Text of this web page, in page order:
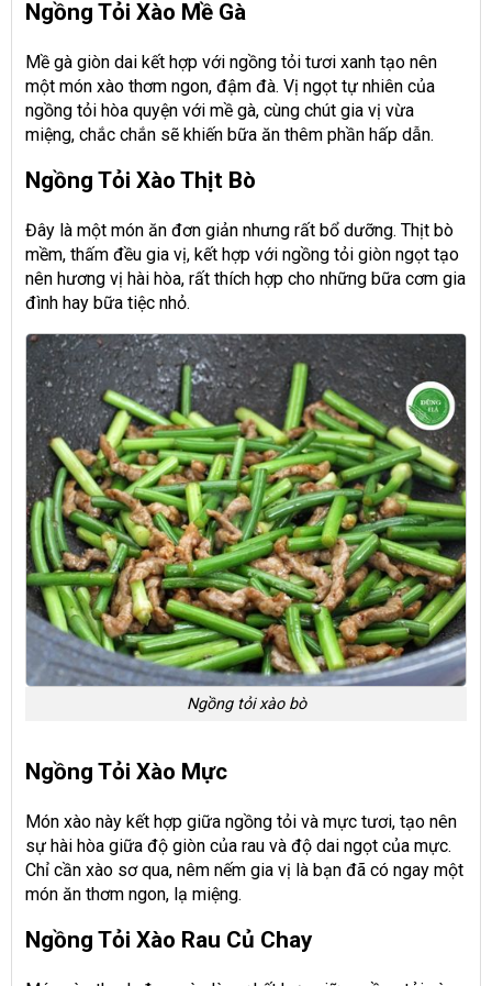
Ngồng Tỏi Xào Mề Gà
Mề gà giòn dai kết hợp với ngồng tỏi tươi xanh tạo nên
một món xào thơm ngon, đậm đà. Vị ngọt tự nhiên của
ngồng tỏi hòa quyện với mề gà, cùng chút gia vị vừa
miệng, chắc chắn sẽ khiến bữa ăn thêm phần hấp dẫn.
Ngồng Tỏi Xào Thịt Bò
Đây là một món ăn đơn giản nhưng rất bổ dưỡng. Thịt bò
mềm, thấm đều gia vị, kết hợp với ngồng tỏi giòn ngọt tạo
nên hương vị hài hòa, rất thích hợp cho những bữa cơm gia
đình hay bữa tiệc nhỏ.
Ngồng tỏi xào bò
Ngồng Tỏi Xào Mực
Món xào này kết hợp giữa ngồng tỏi và mực tươi, tạo nên
sự hài hòa giữa độ giòn của rau và độ dai ngọt của mực.
Chỉ cần xào sơ qua, nêm nếm gia vị là bạn đã có ngay một
món ăn thơm ngon, lạ miệng.
Ngồng Tỏi Xào Rau Củ Chay